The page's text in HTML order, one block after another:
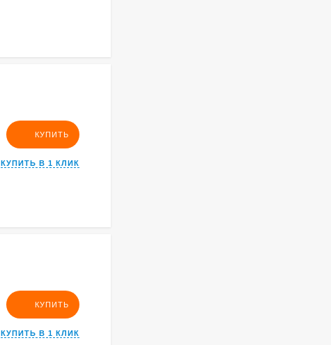
КУПИТЬ
КУПИТЬ В 1 КЛИК
КУПИТЬ
КУПИТЬ В 1 КЛИК